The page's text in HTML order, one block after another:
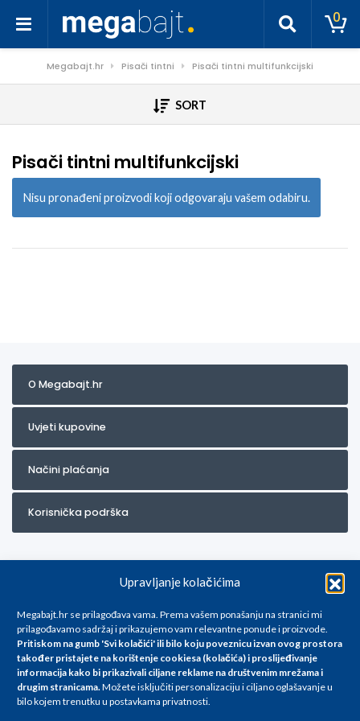
Upravljanje kolačićima
Megabajt.hr se prilagođava vama. Prema vašem ponašanju na stranici mi
prilagođavamo sadržaj i prikazujemo vam relevantne ponude i proizvode.
Pritiskom na gumb 'Svi kolačići' ili bilo koju poveznicu izvan ovog prostora
također pristajete na korištenje cookiesa (kolačića) i proslijeđivanje
informacija kako bi prikazivali ciljane reklame na društvenim mrežama i
drugim stranicama.Možete isključiti personalizaciju i ciljano oglašavanje u
bilo kojem trenutku u postavkama privatnosti.
0
Megabajt.hr Pisači tintni Pisači tintni multifunkcijski
SORT
Pisači tintni multifunkcijski
Nisu pronađeni proizvodi koji odgovaraju vašem odabiru.
O Megabajt.hr
Uvjeti kupovine
Načini plaćanja
Korisnička podrška
Za artikle kojih trenutno nema u ponudi obratite nam se na
info@megabajt.hr. Sve cijene su informativnog karaktera i podložne su
promjenama, a
iskazane su za avansno plaćanje(gotovina) u Eurima i uključuju PDV. Sve